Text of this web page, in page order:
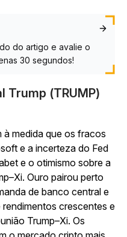
do artigo e avalie o
30 segundos!
(TRUMP)
medida que os fracos
e a incerteza do Fed
e o otimismo sobre a
Ouro pairou perto
de banco central e
crescentes e
Trump–Xi. Os